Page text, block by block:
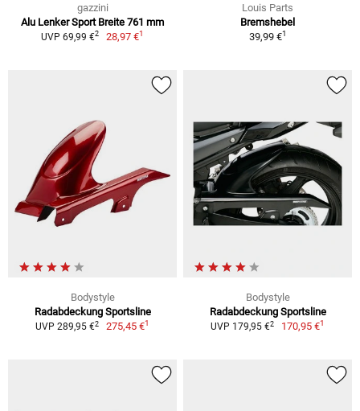
gazzini
Alu Lenker Sport Breite 761 mm
UVP 69,99 €2 28,97 €1
Louis Parts
Bremshebel
39,99 €1
Bodystyle
Radabdeckung Sportsline
UVP 289,95 €2 275,45 €1
Bodystyle
Radabdeckung Sportsline
UVP 179,95 €2 170,95 €1